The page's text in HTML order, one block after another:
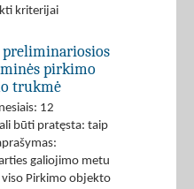
kriterijai
preliminariosios
pirkimo
trukmė
12
būti pratęsta: taip
galiojimo metu
Pirkimo objekto